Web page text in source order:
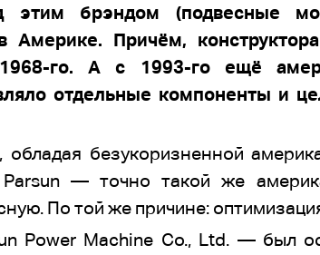
этим брэндом (подвесные
Америке. Причём,
го. А с 1993-го ещё
отдельные компоненты и
обладая безукоризненной
— точно такой же
По той же причине:
Power Machine Co., Ltd. — был